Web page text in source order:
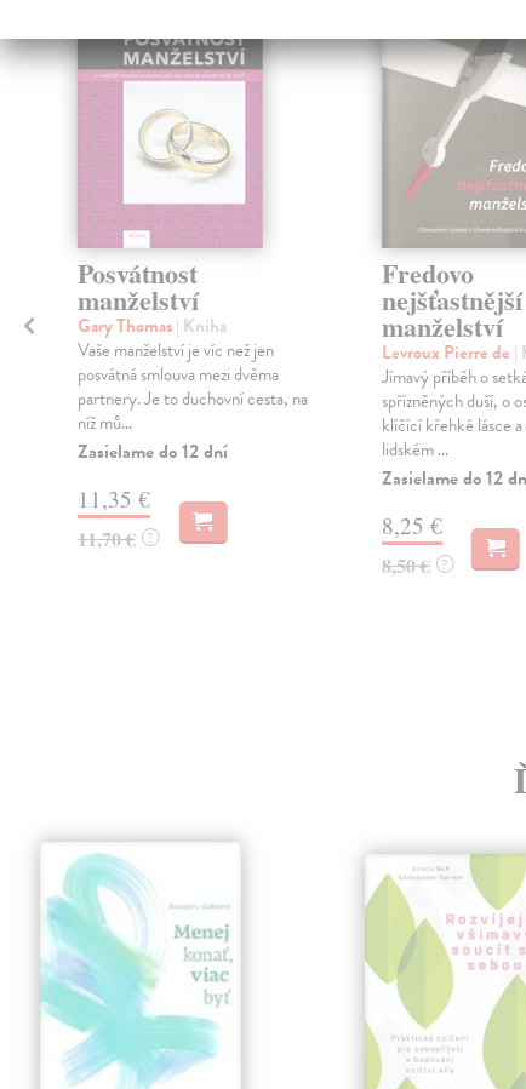
Posvátnost
manželství
Gary Thomas| Kniha
Vaše manželství je víc než jen
posvátná smlouva mezi dvěma
partnery. Je to duchovní cesta, na
níž mů...
Zasielame do 12 dní
11,35 €
11,70 € ?
Fredovo
nejšťastnější
manželství
Levroux Pierre de |
Jímavý příběh o
spřízněných duší, o
klíčící křehké lásce
lidském ...
Zasielame do 12
8,25 €
8,50 € ?